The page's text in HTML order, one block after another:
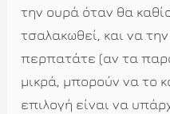
την ουρά όταν θα
τσαλακωθεί, και να
περπατάτε (αν τα
μικρά, μπορούν να το
επιλογή είναι να